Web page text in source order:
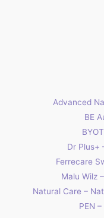
Advanced
BE
Dr Plus+
Ferrecare
Malu Wilz
Natural Care –
PEN